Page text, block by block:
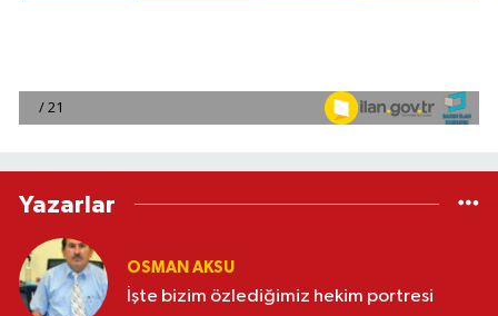
Yazarlar
OSMAN AKSU
İşte bizim özlediğimiz hekim portresi